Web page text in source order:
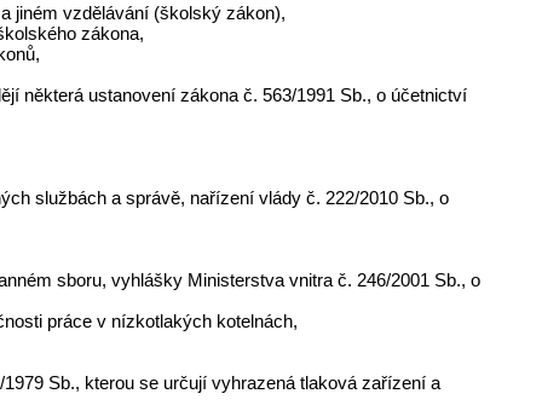
jiném vzdělávání (školský zákon),
zákona,
některá ustanovení zákona č. 563/1991 Sb., o účetnictví
službách a správě, nařízení vlády č. 222/2010 Sb., o
sboru, vyhlášky Ministerstva vnitra č. 246/2001 Sb., o
práce v nízkotlakých kotelnách,
Sb., kterou se určují vyhrazená tlaková zařízení a